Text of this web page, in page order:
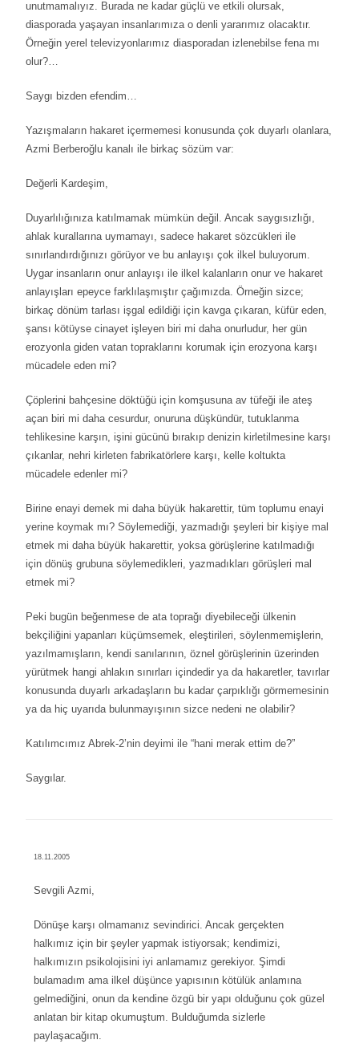
unutmamalıyız. Burada ne kadar güçlü ve etkili olursak,
diasporada yaşayan insanlarımıza o denli yararımız olacaktır.
Örneğin yerel televizyonlarımız diasporadan izlenebilse fena mı
olur?…
Saygı bizden efendim…
Yazışmaların hakaret içermemesi konusunda çok duyarlı olanlara,
Azmi Berberoğlu kanalı ile birkaç sözüm var:
Değerli Kardeşim,
Duyarlılığınıza katılmamak mümkün değil. Ancak saygısızlığı,
ahlak kurallarına uymamayı, sadece hakaret sözcükleri ile
sınırlandırdığınızı görüyor ve bu anlayışı çok ilkel buluyorum.
Uygar insanların onur anlayışı ile ilkel kalanların onur ve hakaret
anlayışları epeyce farklılaşmıştır çağımızda. Örneğin sizce;
birkaç dönüm tarlası işgal edildiği için kavga çıkaran, küfür eden,
şansı kötüyse cinayet işleyen biri mi daha onurludur, her gün
erozyonla giden vatan topraklarını korumak için erozyona karşı
mücadele eden mi?
Çöplerini bahçesine döktüğü için komşusuna av tüfeği ile ateş
açan biri mi daha cesurdur, onuruna düşkündür, tutuklanma
tehlikesine karşın, işini gücünü bırakıp denizin kirletilmesine karşı
çıkanlar, nehri kirleten fabrikatörlere karşı, kelle koltukta
mücadele edenler mi?
Birine enayi demek mi daha büyük hakarettir, tüm toplumu enayi
yerine koymak mı? Söylemediği, yazmadığı şeyleri bir kişiye mal
etmek mi daha büyük hakarettir, yoksa görüşlerine katılmadığı
için dönüş grubuna söylemedikleri, yazmadıkları görüşleri mal
etmek mi?
Peki bugün beğenmese de ata toprağı diyebileceği ülkenin
bekçiliğini yapanları küçümsemek, eleştirileri, söylenmemişlerin,
yazılmamışların, kendi sanılarının, öznel görüşlerinin üzerinden
yürütmek hangi ahlakın sınırları içindedir ya da hakaretler, tavırlar
konusunda duyarlı arkadaşların bu kadar çarpıklığı görmemesinin
ya da hiç uyarıda bulunmayışının sizce nedeni ne olabilir?
Katılımcımız Abrek-2’nin deyimi ile “hani merak ettim de?”
Saygılar.
18.11.2005
Sevgili Azmi,
Dönüşe karşı olmamanız sevindirici. Ancak gerçekten
halkımız için bir şeyler yapmak istiyorsak; kendimizi,
halkımızın psikolojisini iyi anlamamız gerekiyor. Şimdi
bulamadım ama ilkel düşünce yapısının kötülük anlamına
gelmediğini, onun da kendine özgü bir yapı olduğunu çok güzel
anlatan bir kitap okumuştum. Bulduğumda sizlerle
paylaşacağım.